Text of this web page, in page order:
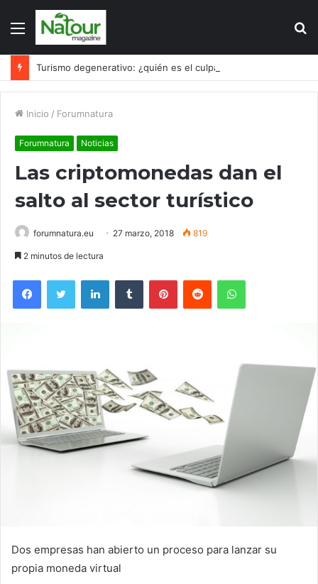
Menú
Inicio / Forumnatura
Forumnatura Noticias
Las criptomonedas dan el
salto al sector turístico
forumnatura.eu 27 marzo, 2018 819
2 minutos de lectura
FacebookTwitter LinkedInTumblr PinterestReddit WhatsApp
Dos empresas han abierto un proceso para lanzar su
propia moneda virtual